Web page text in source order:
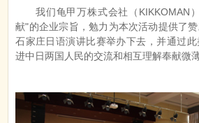
我们龟甲万株式会社（KIKKOMAN
献"的企业宗旨，勉力为本次活动提供了
石家庄日语演讲比赛举办下去，并通过
进中日两国人民的交流和相互理解奉献微薄